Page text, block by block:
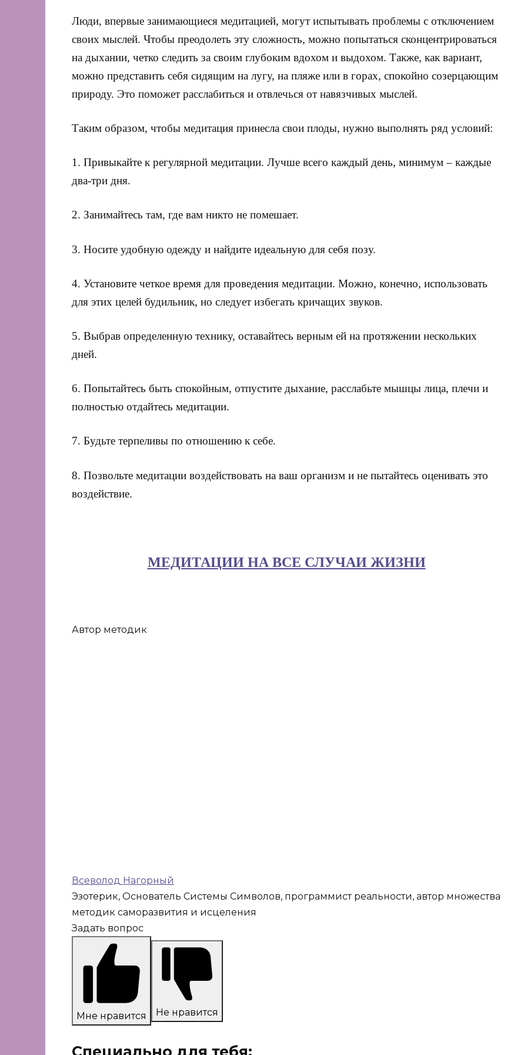
Люди, впервые занимающиеся медитацией, могут испытывать проблемы с отключением
своих мыслей. Чтобы преодолеть эту сложность, можно попытаться сконцентрироваться
на дыхании, четко следить за своим глубоким вдохом и выдохом. Также, как вариант,
можно представить себя сидящим на лугу, на пляже или в горах, спокойно созерцающим
природу. Это поможет расслабиться и отвлечься от навязчивых мыслей.
Таким образом, чтобы медитация принесла свои плоды, нужно выполнять ряд условий:
1. Привыкайте к регулярной медитации. Лучше всего каждый день, минимум – каждые
два-три дня.
2. Занимайтесь там, где вам никто не помешает.
3. Носите удобную одежду и найдите идеальную для себя позу.
4. Установите четкое время для проведения медитации. Можно, конечно, использовать
для этих целей будильник, но следует избегать кричащих звуков.
5. Выбрав определенную технику, оставайтесь верным ей на протяжении нескольких
дней.
6. Попытайтесь быть спокойным, отпустите дыхание, расслабьте мышцы лица, плечи и
полностью отдайтесь медитации.
7. Будьте терпеливы по отношению к себе.
8. Позвольте медитации воздействовать на ваш организм и не пытайтесь оценивать это
воздействие.
МЕДИТАЦИИ НА ВСЕ СЛУЧАИ ЖИЗНИ
Автор методик
Всеволод Нагорный
Эзотерик, Основатель Системы Символов, программист реальности, автор множества
методик саморазвития и исцеления
Задать вопрос
Мне нравится Не нравится
Специально для тебя: